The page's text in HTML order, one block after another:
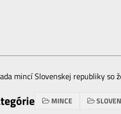
mincí Slovenskej republiky so
MINCE